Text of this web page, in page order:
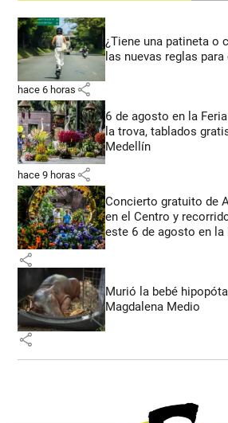
¿Tiene una patineta o
las nuevas reglas
hace 6 horas share
6 de agosto en la
la trova, tablados
Medellín
hace 9 horas share
Concierto gratuito de
en el Centro y
este 6 de agosto en la
share
Murió la bebé
Magdalena Medio
share